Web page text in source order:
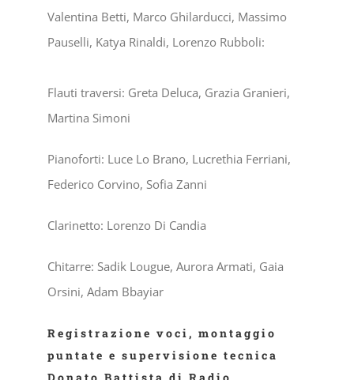
Valentina Betti, Marco Ghilarducci, Massimo
Pauselli, Katya Rinaldi, Lorenzo Rubboli:
Flauti traversi: Greta Deluca, Grazia Granieri,
Martina Simoni
Pianoforti: Luce Lo Brano, Lucrethia Ferriani,
Federico Corvino, Sofia Zanni
Clarinetto: Lorenzo Di Candia
Chitarre: Sadik Lougue, Aurora Armati, Gaia
Orsini, Adam Bbayiar
Registrazione voci, montaggio
puntate e supervisione tecnica